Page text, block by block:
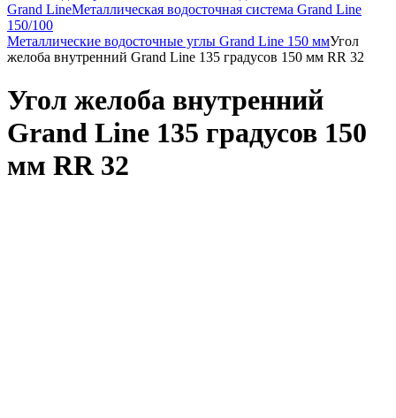
Grand LineМеталлическая водосточная система Grand Line
150/100
Металлические водосточные углы Grand Line 150 ммУгол
желоба внутренний Grand Line 135 градусов 150 мм RR 32
Угол желоба внутренний
Grand Line 135 градусов 150
мм RR 32